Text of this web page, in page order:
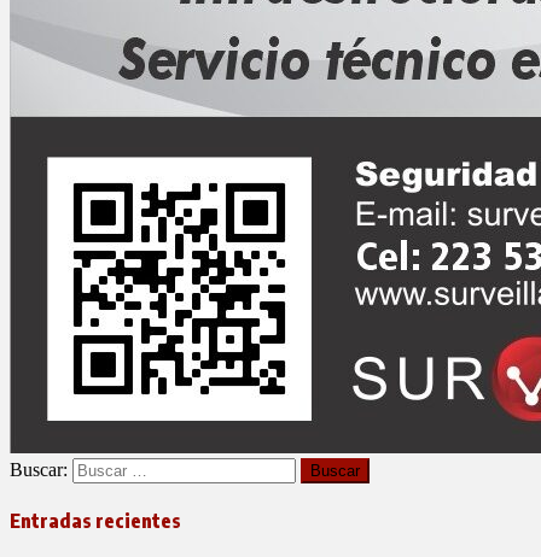
Buscar:
Entradas recientes